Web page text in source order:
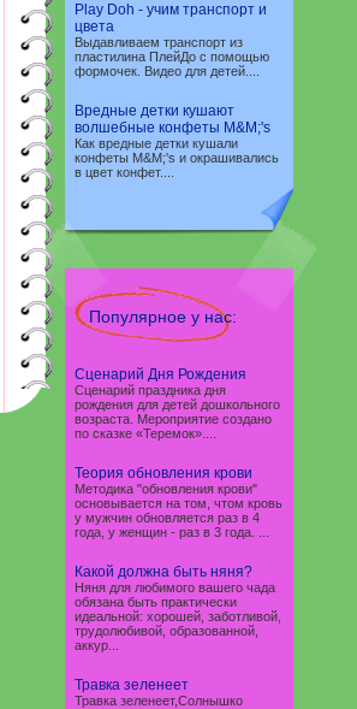
Play Doh - учим транспорт и
цвета
Выдавливаем транспорт из
пластилина ПлейДо с помощью
формочек. Видео для детей....
Вредные детки кушают
волшебные конфеты M&M;'s
Как вредные детки кушали
конфеты M&M;'s и окрашивались
в цвет конфет....
Популярное у нас:
Сценарий Дня Рождения
Сценарий праздника дня
рождения для детей дошкольного
возраста. Мероприятие создано
по сказке «Теремок»....
Теория обновления крови
Методика "обновления крови"
основывается на том, чтом кровь
у мужчин обновляется раз в 4
года, у женщин - раз в 3 года. ...
Какой должна быть няня?
Няня для любимого вашего чада
обязана быть практически
идеальной: хорошей, заботливой,
трудолюбивой, образованной,
аккур...
Травка зеленеет
Травка зеленеет,Солнышко